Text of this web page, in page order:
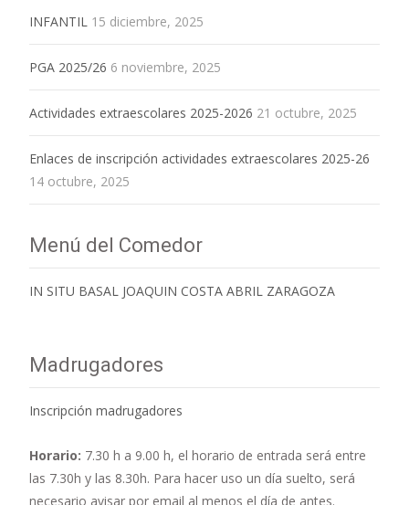
INFANTIL 15 diciembre, 2025
PGA 2025/26 6 noviembre, 2025
Actividades extraescolares 2025-2026 21 octubre, 2025
Enlaces de inscripción actividades extraescolares 2025-26
14 octubre, 2025
Menú del Comedor
IN SITU BASAL JOAQUIN COSTA ABRIL ZARAGOZA
Madrugadores
Inscripción madrugadores
Horario: 7.30 h a 9.00 h, el horario de entrada será entre
las 7.30h y las 8.30h. Para hacer uso un día suelto, será
necesario avisar por email al menos el día de antes.